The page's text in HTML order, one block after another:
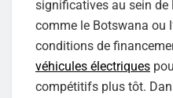
significatives au sein de
comme le Botswana ou
conditions de
véhicules électriques
compétitifs plus tôt.